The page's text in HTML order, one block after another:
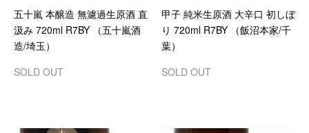
五十嵐 本醸造 無濾過生原酒 直
汲み 720ml R7BY （五十嵐酒
造/埼玉）
SOLD OUT
甲子 純米生原酒 大辛口 初しぼ
り 720ml R7BY （飯沼本家/千
葉）
SOLD OUT